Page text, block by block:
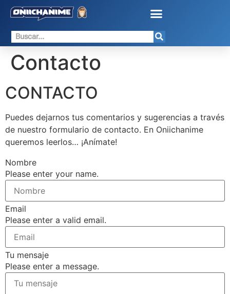
Contacto
CONTACTO
Puedes dejarnos tus comentarios y sugerencias a través
de nuestro formulario de contacto. En Oniichanime
queremos leerlos… ¡Anímate!
Nombre
Please enter your name.
Email
Please enter a valid email.
Tu mensaje
Please enter a message.